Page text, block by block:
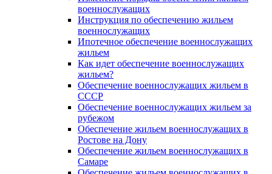
военнослужащих
Инструкция по обеспечению жильем
военнослужащих
Ипотечное обеспечение военнослужащих
жильем
Как идет обеспечение военнослужащих
жильем?
Обеспечение военнослужащих жильем в
СССР
Обеспечение военнослужащих жильем за
рубежом
Обеспечение жильем военнослужащих в
Ростове на Дону
Обеспечение жильем военнослужащих в
Самаре